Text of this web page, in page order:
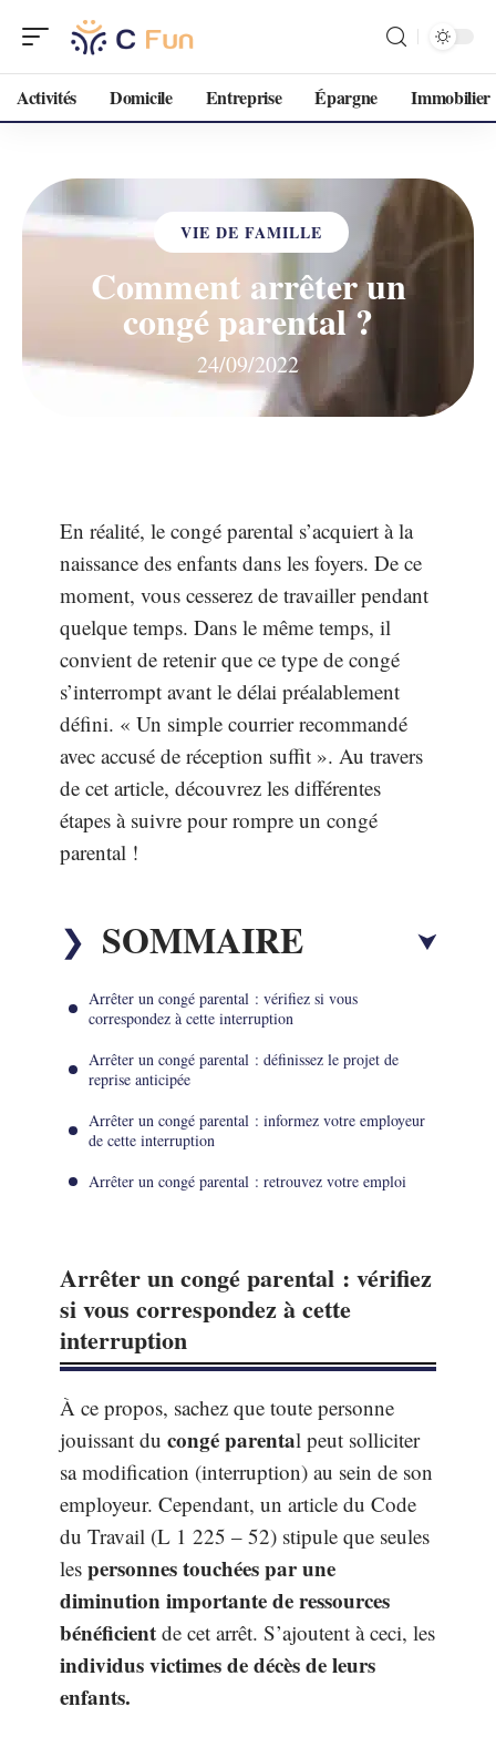
Activités Domicile Entreprise Épargne Immobilier
VIE DE FAMILLE
Comment arrêter un
congé parental ?
24/09/2022
En réalité, le congé parental s’acquiert à la
naissance des enfants dans les foyers. De ce
moment, vous cesserez de travailler pendant
quelque temps. Dans le même temps, il
convient de retenir que ce type de congé
s’interrompt avant le délai préalablement
défini. « Un simple courrier recommandé
avec accusé de réception suffit ». Au travers
de cet article, découvrez les différentes
étapes à suivre pour rompre un congé
parental !
SOMMAIRE
Arrêter un congé parental : vérifiez si vous
correspondez à cette interruption
Arrêter un congé parental : définissez le projet de
reprise anticipée
Arrêter un congé parental : informez votre employeur
de cette interruption
Arrêter un congé parental : retrouvez votre emploi
Arrêter un congé parental : vérifiez
si vous correspondez à cette
interruption
À ce propos, sachez que toute personne
jouissant du congé parental peut solliciter
sa modification (interruption) au sein de son
employeur. Cependant, un article du Code
du Travail (L 1 225 – 52) stipule que seules
les personnes touchées par une
diminution importante de ressources
bénéficient de cet arrêt. S’ajoutent à ceci, les
individus victimes de décès de leurs
enfants.